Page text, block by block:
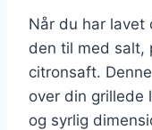
Når du har lavet
den til med salt,
citronsaft.
over din grillede
og syrlig